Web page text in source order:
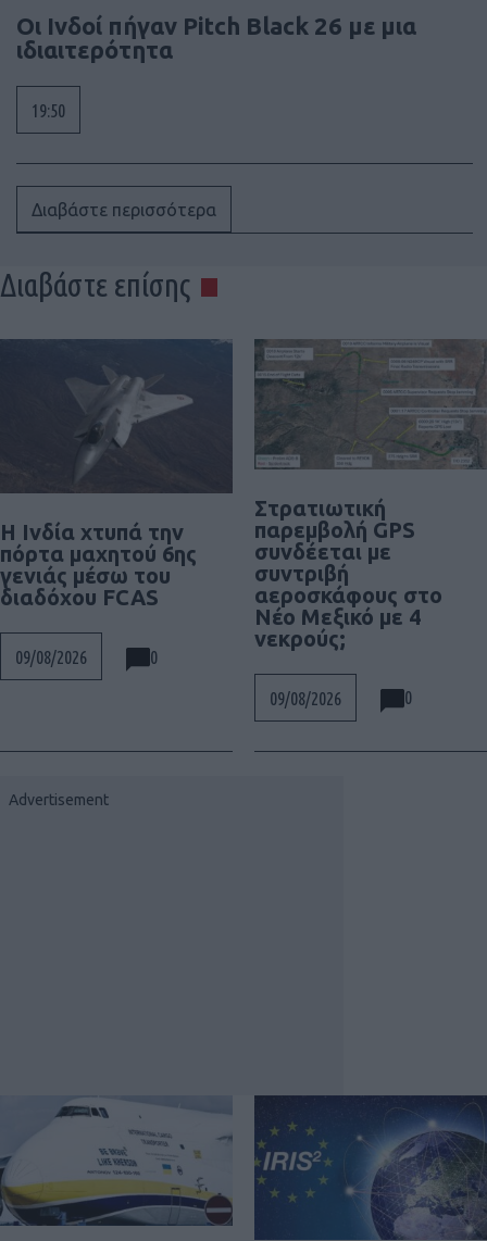
Οι Ινδοί πήγαν Pitch Black 26 με μια
ιδιαιτερότητα
19:50
Διαβάστε περισσότερα
Διαβάστε επίσης
Η Ινδία χτυπά την
πόρτα μαχητού 6ης
γενιάς μέσω του
διαδόχου FCAS
09/08/2026 0
Στρατιωτική
παρεμβολή GPS
συνδέεται με
συντριβή
αεροσκάφους στο
Νέο Μεξικό με 4
νεκρούς;
09/08/2026 0